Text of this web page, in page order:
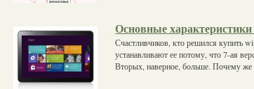
Основные
Счастливчиков, кто решился купить
устанавливают ее потому, что 7-ая
Вторых, наверное, больше. Почему же